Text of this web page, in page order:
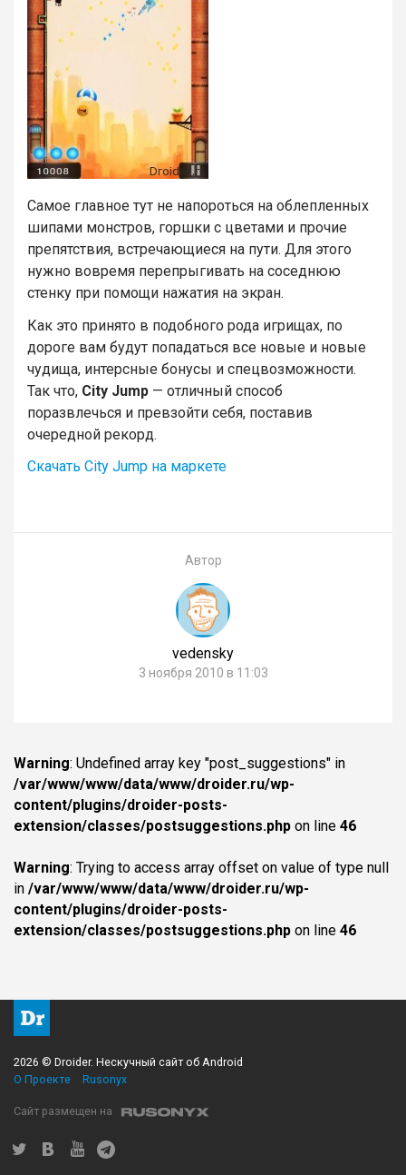
Самое главное тут не напороться на облепленных
шипами монстров, горшки с цветами и прочие
препятствия, встречающиеся на пути. Для этого
нужно вовремя перепрыгивать на соседнюю
стенку при помощи нажатия на экран.
Как это принято в подобного рода игрищах, по
дороге вам будут попадаться все новые и новые
чудища, интерсные бонусы и спецвозможности.
Так что, City Jump — отличный способ
поразвлечься и превзойти себя, поставив
очередной рекорд.
Скачать City Jump на маркете
Автор
vedensky
3 ноября 2010 в 11:03
Warning: Undefined array key "post_suggestions" in
/var/www/www/data/www/droider.ru/wp-
content/plugins/droider-posts-
extension/classes/postsuggestions.php on line 46
Warning: Trying to access array offset on value of type null
in /var/www/www/data/www/droider.ru/wp-
content/plugins/droider-posts-
extension/classes/postsuggestions.php on line 46
2026 © Droider. Нескучный сайт об Android
О Проекте
Rusonyx
Сайт размещен на